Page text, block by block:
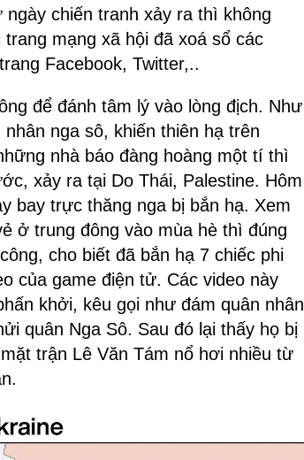
chiến tranh xảy ra thì không
mạng xã hội đã xoá sổ các
Facebook, Twitter,..
để đánh tâm lý vào lòng địch. Như
nga sô, khiến thiên hạ trên
nhà báo đàng hoàng một tí thì
xảy ra tại Do Thái, Palestine. Hôm
bay trực thăng nga bị bắn hạ. Xem
ở trung đông vào mùa hè thì đúng
cho biết đã bắn hạ 7 chiếc phi
của game điện tử. Các video này
khởi, kêu gọi như đám quân nhân
quân Nga Sô. Sau đó lại thấy họ bị
trận Lê Văn Tám nổ hơi nhiều từ